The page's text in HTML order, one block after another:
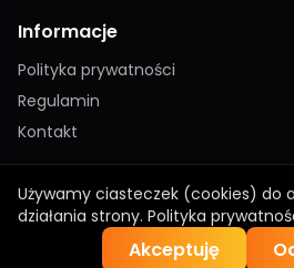
Informacje
Polityka prywatności
Regulamin
Kontakt
© 2026 AI Evolution ·
Używamy ciasteczek (cookies) do
działania strony. Polityka
Akceptuję